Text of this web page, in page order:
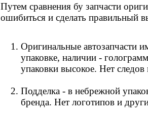
Путем сравнения бу запчасти
ошибиться и сделать правильный
Оригинальные автозапчасти
упаковке, наличии -
упаковки высокое. Нет
Подделка - в небрежной
бренда. Нет логотипов и